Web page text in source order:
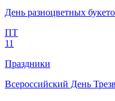
День разноцветных
ПТ
11
Праздники
Всероссийский День